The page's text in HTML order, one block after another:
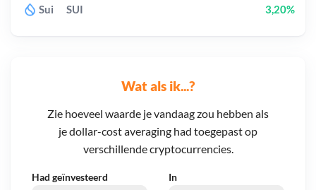
Wat als ik...?
Zie hoeveel waarde je vandaag zou hebben als
je dollar-cost averaging had toegepast op
verschillende cryptocurrencies.
Had geïnvesteerd In
Sui SUI 3,20%